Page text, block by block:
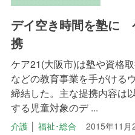
デイ空き時間を塾に
携
ケア21(大阪市)は塾や資格
などの教育事業を手がける
締結した。主な提携内容は
する児童対象のデ ...
介護│ 福祉･総合 2015年11月